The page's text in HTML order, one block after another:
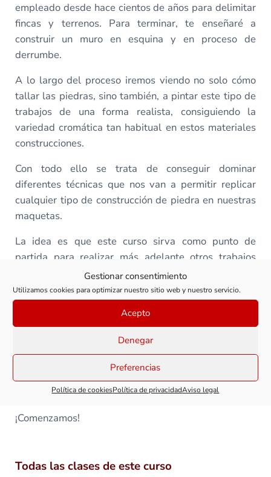
Gestionar consentimiento
Utilizamos cookies para optimizar nuestro sitio web y nuestro servicio.
Acepto
Denegar
Preferencias
Política de cookiesPolítica de privacidadAviso legal
empleado desde hace cientos de años para delimitar
fincas y terrenos. Para terminar, te enseñaré a
construir un muro en esquina y en proceso de
derrumbe.
A lo largo del proceso iremos viendo no solo cómo
tallar las piedras, sino también, a pintar este tipo de
trabajos de una forma realista, consiguiendo la
variedad cromática tan habitual en estos materiales
construcciones.
Con todo ello se trata de conseguir dominar
diferentes técnicas que nos van a permitir replicar
cualquier tipo de construcción de piedra en nuestras
maquetas.
La idea es que este curso sirva como punto de
partida para realizar más adelante otros trabajos
más complejos, como la reproducción de edificios
completos: iglesias, estaciones de tren o
monumentos.
Aprovecho para recordarte que, si aún no conocer
bien los materiales que se emplean habitualmente en
estos trabajos de modelismo, puedes repasar el
curso de materiales de modelismo para la
construcción integral de modelos.
¡Comenzamos!
Todas las clases de este curso